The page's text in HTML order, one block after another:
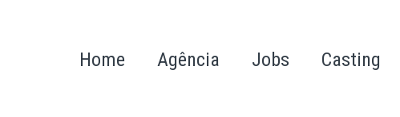
Home Agência Jobs Casting